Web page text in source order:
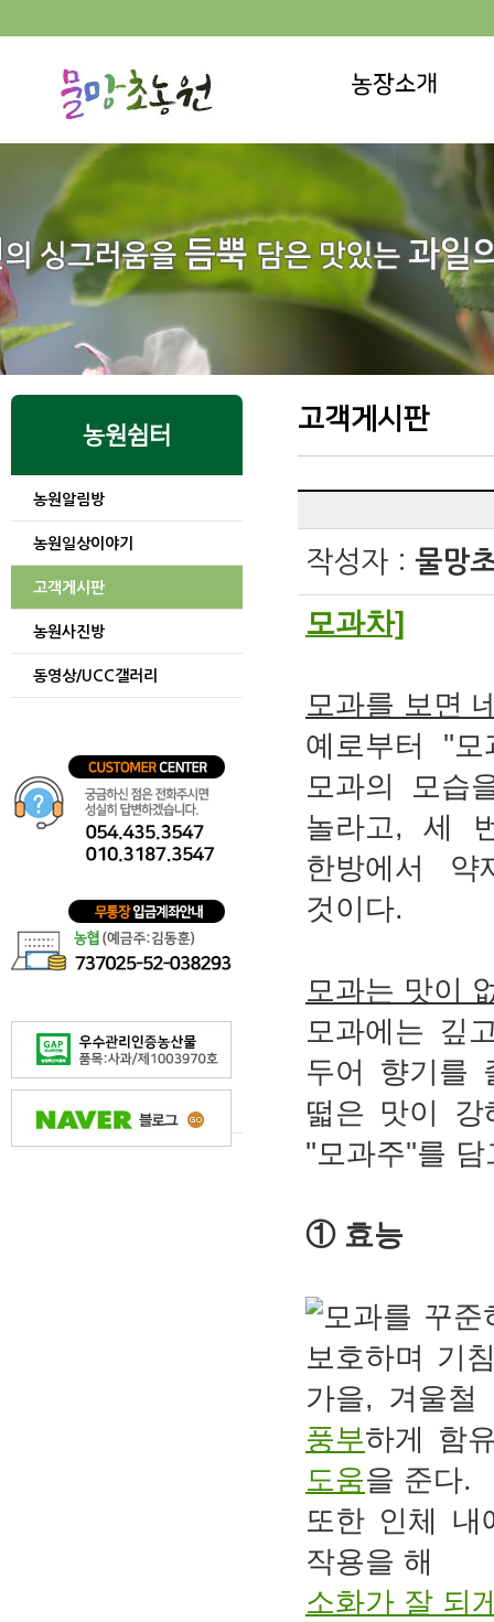
농원쉼터
농원알림방
농원일상이야기
고객게시판
농원사진방
동영상/UCC갤러리
고객게시판
테이블
게시글을
테이블입니다.
작성자 : 물망
모과차]
모과를 보면
예로부터 ''
모과의 모습
놀라고, 세
한방에서
것이다.
모과는 맛이
모과에는 깊
두어 향기를
떫은 맛이
''모과주''를
① 효능
모과를 꾸
보호하며 기
가을, 겨울
풍부하게 함
도움을 준다.
또한 인체 내
작용을 해
소화가 잘 되